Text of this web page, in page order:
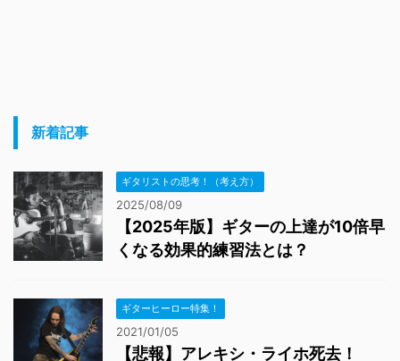
新着記事
ギタリストの思考！（考え方）
2025/08/09
【2025年版】ギターの上達が10倍早
くなる効果的練習法とは？
ギターヒーロー特集！
2021/01/05
【悲報】アレキシ・ライホ死去！